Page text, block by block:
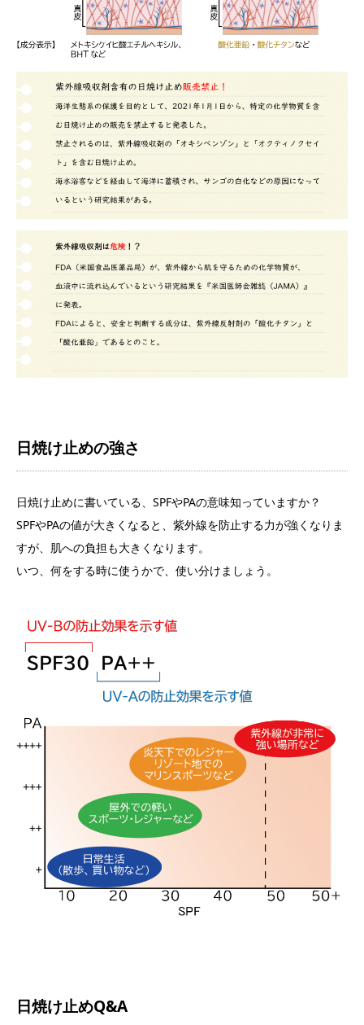
日焼け止めの強さ
日焼け止めに書いている、SPFやPAの意味知っていますか？
SPFやPAの値が大きくなると、紫外線を防止する力が強くなりま
すが、肌への負担も大きくなります。
いつ、何をする時に使うかで、使い分けましょう。
日焼け止めQ&A